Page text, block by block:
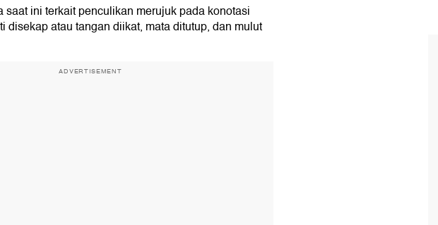
saat ini terkait penculikan merujuk pada konotasi
disekap atau tangan diikat, mata ditutup, dan mulut
ADVERTISEMENT